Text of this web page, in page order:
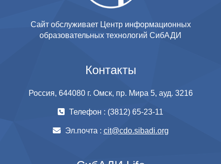
Сайт обслуживает Центр информационных
образовательных технологий СибАДИ
Контакты
Россия, 644080 г. Омск, пр. Мира 5, ауд. 3216
Телефон : (3812) 65-23-11
Эл.почта : cit@cdo.sibadi.org